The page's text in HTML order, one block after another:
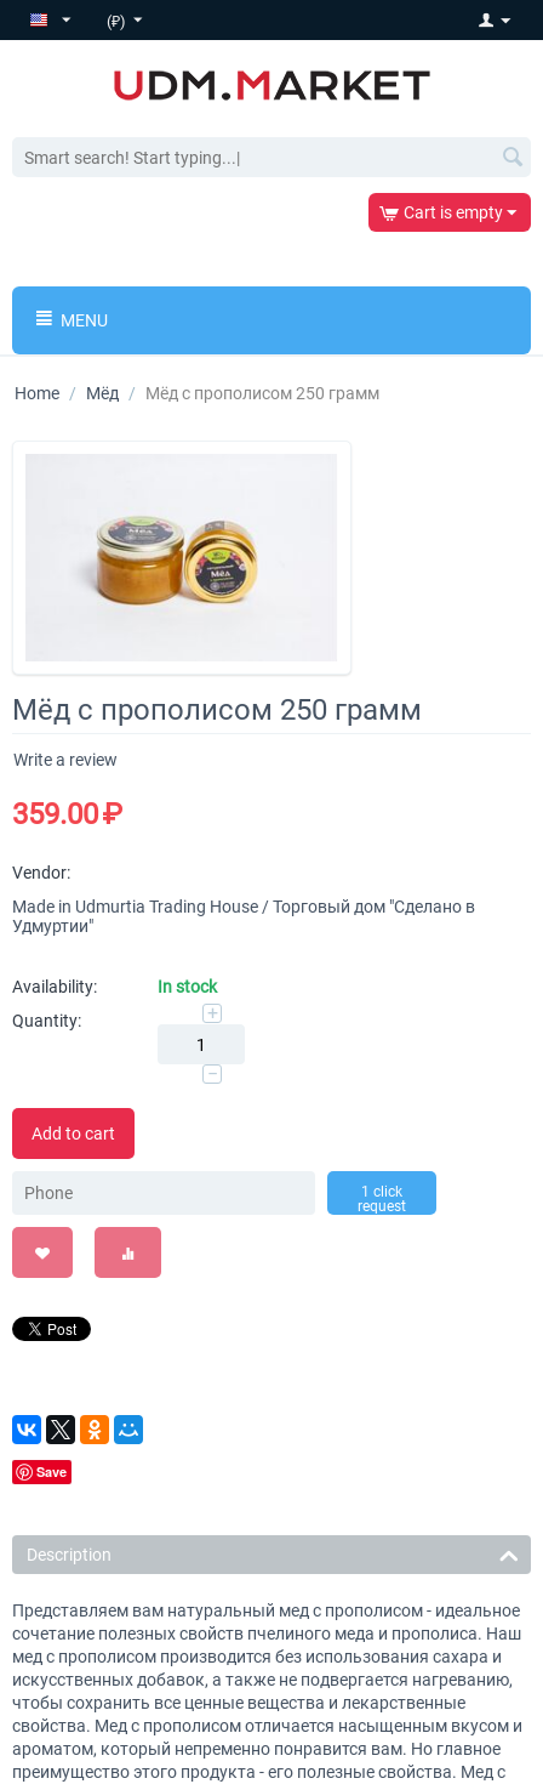
(₽)
Cart is empty
MENU
Home / Мёд / Мёд с прополисом 250 грамм
Мёд с прополисом 250 грамм
Write a review
359.00₽
Vendor:
Made in Udmurtia Trading House / Торговый дом "Сделано в
Удмуртии"
Availability:
In stock
Quantity:
+
−
Add to cart
1 click
request
Save
Description
Представляем вам натуральный мед с прополисом - идеальное
сочетание полезных свойств пчелиного меда и прополиса. Наш
мед с прополисом производится без использования сахара и
искусственных добавок, а также не подвергается нагреванию,
чтобы сохранить все ценные вещества и лекарственные
свойства. Мед с прополисом отличается насыщенным вкусом и
ароматом, который непременно понравится вам. Но главное
преимущество этого продукта - его полезные свойства. Мед с